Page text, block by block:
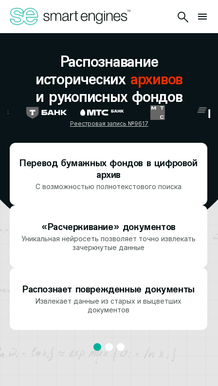
Распознавание
исторических архивов
и рукописных фондов
Реестровая запись №9617
Перевод бумажных фондов в цифровой
архив
С возможностью полнотекстового поиска
«Расчеркивание» документов
Уникальная нейросеть позволяет точно извлекать
зачеркнутые данные
Распознает поврежденные документы
Извлекает данные из старых и выцветших
документов